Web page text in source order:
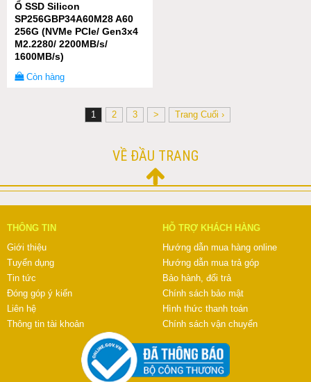
Ổ SSD Silicon
SP256GBP34A60M28 A60
256G (NVMe PCIe/ Gen3x4
M2.2280/ 2200MB/s/
1600MB/s)
Còn hàng
1 2 3 > Trang Cuối ›
VỀ ĐẦU TRANG
THÔNG TIN
Giới thiệu
Tuyển dụng
Tin tức
Đóng góp ý kiến
Liên hệ
Thông tin tài khoản
HỖ TRỢ KHÁCH HÀNG
Hướng dẫn mua hàng online
Hướng dẫn mua trả góp
Bảo hành, đổi trả
Chính sách bảo mật
Hình thức thanh toán
Chính sách vận chuyển